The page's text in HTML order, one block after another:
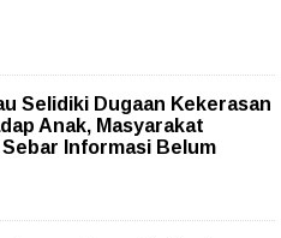
Selidiki Dugaan Kekerasan
Anak, Masyarakat
Informasi Belum